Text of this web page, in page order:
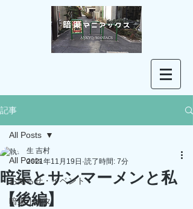
記事
All Posts
お知らせ・イベント
暗渠小ネタ
All Posts
暗渠とサンマーメンと私
【後編】
生 吉村
2021年11月19日 読了時間: 7分